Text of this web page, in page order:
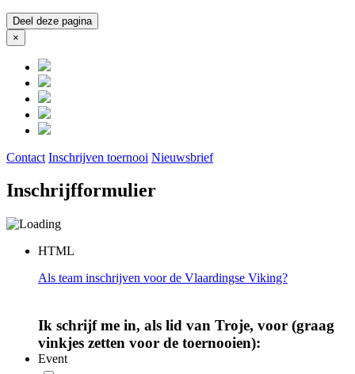
Deel deze pagina
×
Close
Contact Inschrijven toernooi Nieuwsbrief
Inschrijfformulier
HTML
Als team inschrijven voor de Vlaardingse Viking?
Ik schrijf me in, als lid van Troje, voor (graag
vinkjes zetten voor de toernooien):
Event